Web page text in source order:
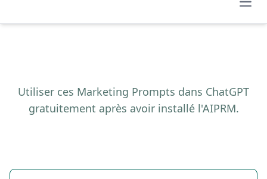
Utiliser ces Marketing Prompts dans ChatGPT
gratuitement après avoir installé l'AIPRM.